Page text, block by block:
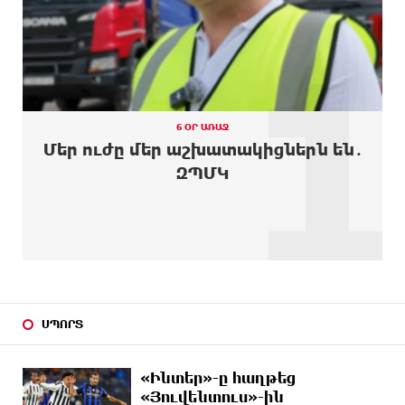
նույնիսկ Google Maps-ը
14 ԺԱՄ
ԱՌԱՋ
Ռուսաստանի տարածքում ոչնչացվել է
ուկրաինական 360 անօդաչու թռչող սարք
14 ԺԱՄ
Օգոստոսի 10-ին, 11-ին, 12-ին, 13-ին, 14-ին, 17-
ին, 18-ին և 20-ին հարյուրավոր հասցեներում
Ողբերգական դեպք՝ Երևանում․ Կիևյան կամրջի
16 ԺԱՄ
Արտակարգ դեպք՝ Երևանում․ կոտրել են «Հույս
պատուհաններն ու դռները
6 ՕՐ ԱՌԱՋ
Մեր ուժը մեր աշխատակիցներն են․
ԶՊՄԿ
1
ՍՊՈՐՏ
«Ինտեր»-ը հաղթեց
«Յուվենտուս»-ին